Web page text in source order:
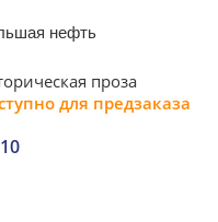
нефть
проза
для предзаказа